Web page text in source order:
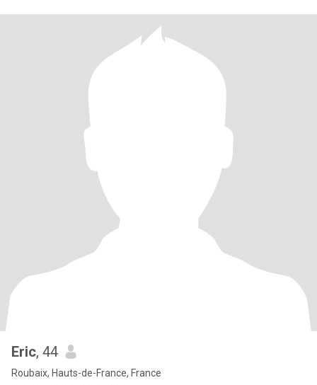
Eric, 44
Roubaix, Hauts-de-France, France